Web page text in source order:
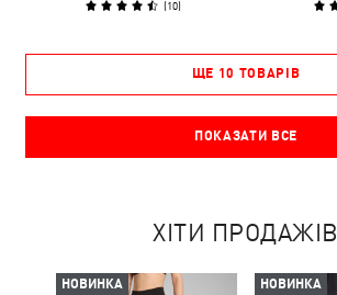
(10)
ЩЕ 10 ТОВАРІВ
ПОКАЗАТИ ВСЕ
ХІТИ ПРОДАЖІВ
НОВИНКА НОВИНКА